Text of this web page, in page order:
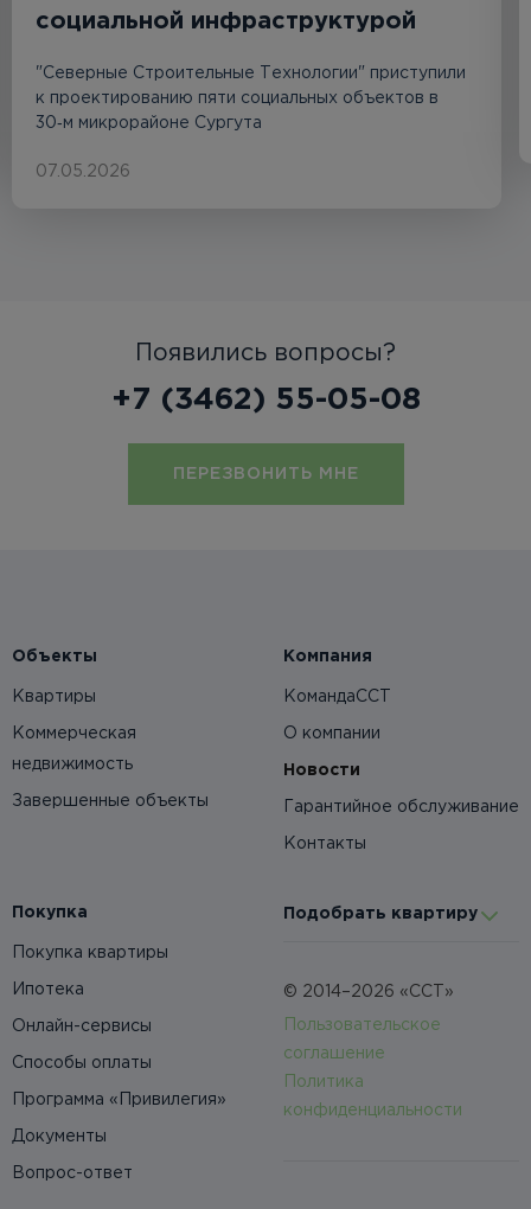
социальной инфраструктурой
"Северные Строительные Технологии" приступили
к проектированию пяти социальных объектов в
30‑м микрорайоне Сургута
07.05.2026
Появились вопросы?
+7 (3462) 55-05-08
ПЕРЕЗВОНИТЬ МНЕ
Объекты
Квартиры
Коммерческая
недвижимость
Завершенные объекты
Компания
КомандаССТ
О компании
Новости
Гарантийное обслуживание
Контакты
Покупка
Покупка квартиры
Ипотека
Онлайн-сервисы
Способы оплаты
Программа «Привилегия»
Документы
Вопрос-ответ
Подобрать квартиру
© 2014–2026 «ССТ»
Пользовательское
соглашение
Политика
конфиденциальности